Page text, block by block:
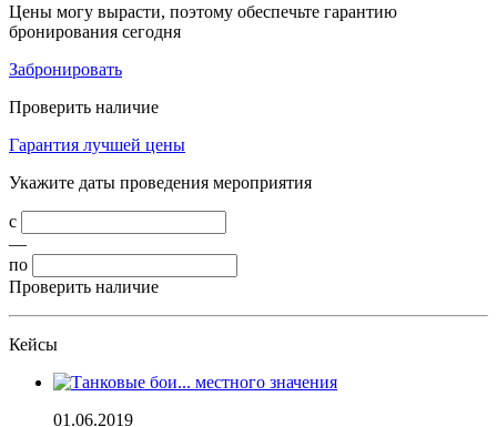
Цены могу вырасти, поэтому обеспечьте гарантию
бронирования сегодня
Забронировать
Проверить наличие
Гарантия лучшей цены
Укажите даты проведения мероприятия
с
—
по
Проверить наличие
Кейсы
01.06.2019